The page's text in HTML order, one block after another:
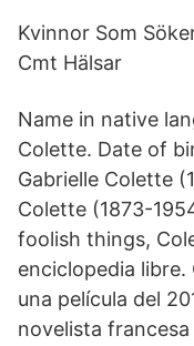
Kvinnor Som
Cmt Hälsar
Name in native
Colette. Date of
Gabrielle Colette
Colette (1873-
foolish things,
enciclopedia
una película del
novelista